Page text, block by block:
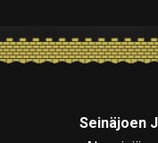
Seinäjoen